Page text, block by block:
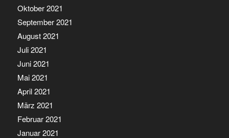
Oktober 2021
September 2021
August 2021
Juli 2021
Juni 2021
Mai 2021
April 2021
März 2021
Februar 2021
Januar 2021